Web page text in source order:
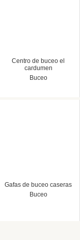
Centro de buceo el
cardumen
Buceo
Gafas de buceo caseras
Buceo